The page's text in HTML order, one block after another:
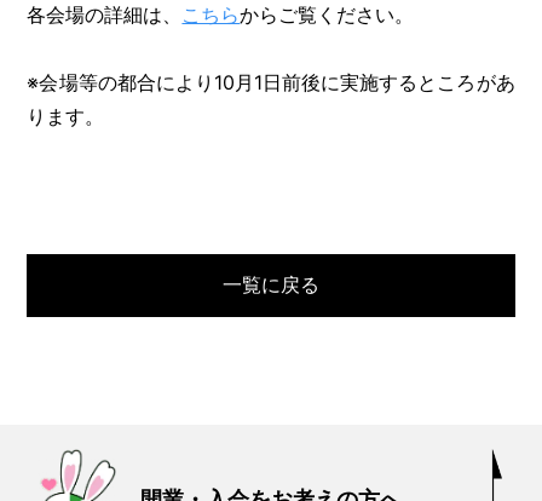
各会場の詳細は、 こちらからご覧ください。
※会場等の都合により10月1日前後に実施するところがあ
ります。
一覧に戻る